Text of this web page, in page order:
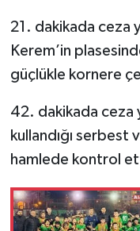
21. dakikada ceza
Kerem’in
güçlükle kornere
42. dakikada ceza
kullandığı serbest
hamlede kontrol